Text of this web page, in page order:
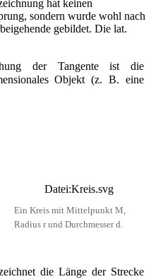
hat keinen
sondern wurde wohl nach
gebildet. Die lat.
der Tangente ist die
Objekt (z. B. eine
Datei:Kreis.svg
Ein Kreis mit Mittelpunkt M,
Radius rund Durchmesserd.
die Länge der Strecke